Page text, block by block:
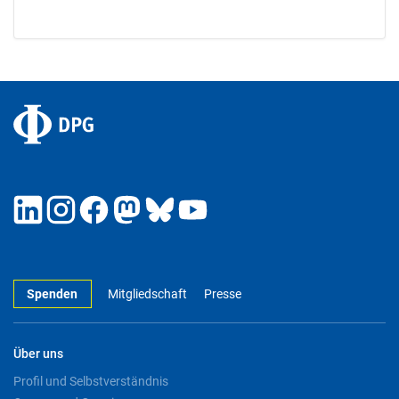
Spenden Mitgliedschaft Presse
Über uns
Profil und Selbstverständnis